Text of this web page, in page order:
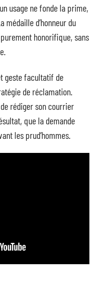
usage ne fonde la prime,
médaille d’honneur du
honorifique, sans
geste facultatif de
de réclamation.
rédiger son courrier
que la demande
les prud’hommes.